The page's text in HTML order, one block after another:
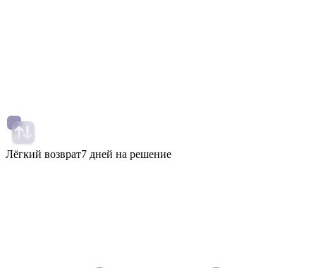
Лёгкий возврат7 дней на решение